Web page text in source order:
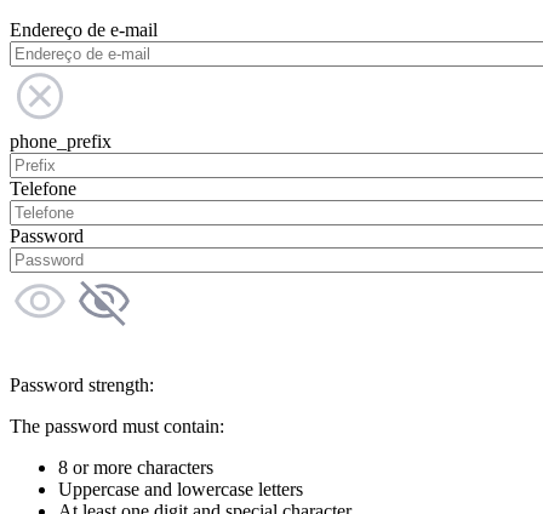
Endereço de e-mail
phone_prefix
Telefone
Password
Password strength:
The password must contain:
8 or more characters
Uppercase and lowercase letters